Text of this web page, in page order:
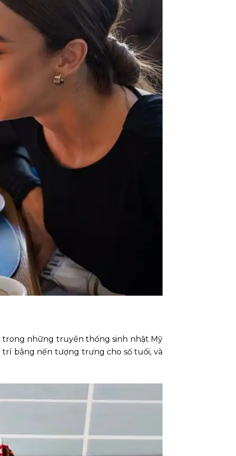
trong những truyền thống sinh nhật Mỹ
bằng nến tượng trưng cho số tuổi, và